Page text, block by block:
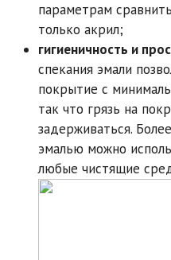
параметрам
только акрил;
гигиеничность и
спекания эмали
покрытие с
так что грязь на
задерживаться.
эмалью можно
любые чистящие